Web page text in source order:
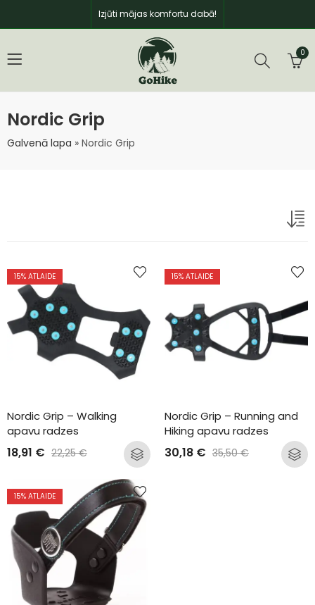
Izjūti mājas komfortu dabā!
0
Nordic Grip
Galvenā lapa » Nordic Grip
15% ATLAIDE
Nordic Grip – Walking
apavu radzes
18,91 € 22,25€
15% ATLAIDE
Nordic Grip – Running and
Hiking apavu radzes
30,18 € 35,50€
15% ATLAIDE